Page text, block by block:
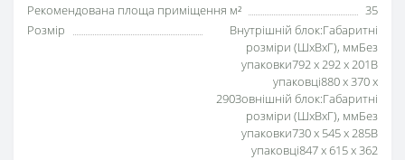
Рекомендована площа приміщення м²
35
Розмір
Внутрішній блок:Габаритні
розміри (ШхВхГ), ммБез
упаковки792 x 292 x 201В
упаковці880 x 370 x
290Зовнішній блок:Габаритні
розміри (ШхВхГ), ммБез
упаковки730 x 545 x 285В
упаковці847 x 615 x 362